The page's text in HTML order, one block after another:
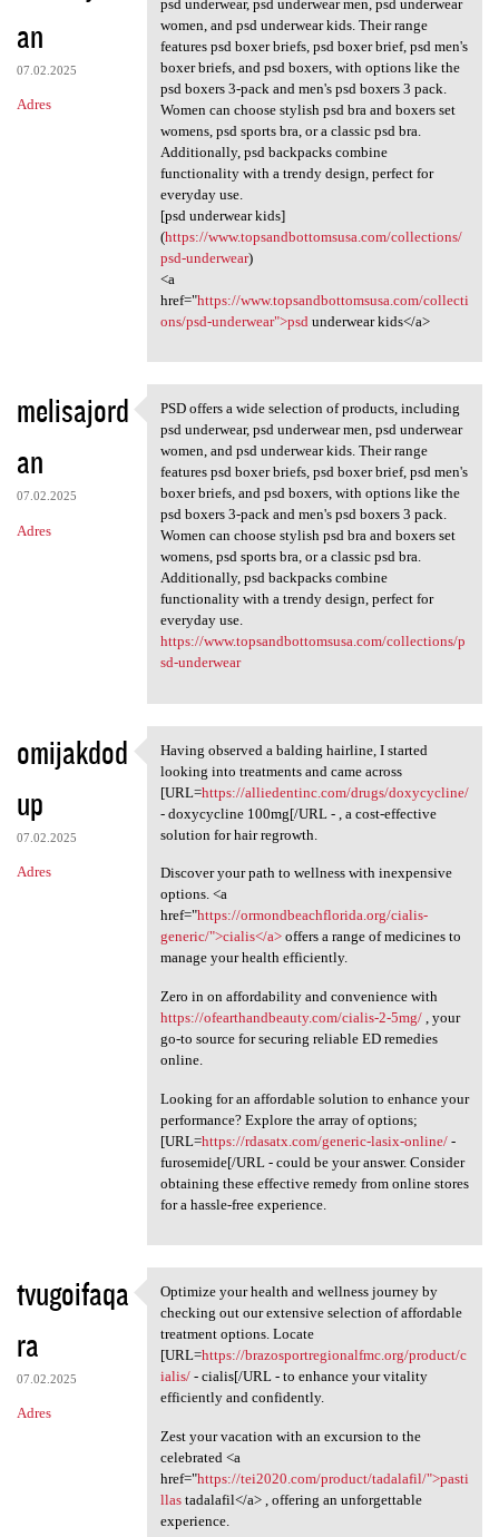
an
07.02.2025
Adres
psd underwear, psd underwear men, psd underwear
women, and psd underwear kids. Their range
features psd boxer briefs, psd boxer brief, psd men's
boxer briefs, and psd boxers, with options like the
psd boxers 3-pack and men's psd boxers 3 pack.
Women can choose stylish psd bra and boxers set
womens, psd sports bra, or a classic psd bra.
Additionally, psd backpacks combine
functionality with a trendy design, perfect for
everyday use.
[psd underwear kids]
(https://www.topsandbottomsusa.com/collections/
psd-underwear)
<a
href="https://www.topsandbottomsusa.com/collecti
ons/psd-underwear">psd underwear kids</a>
melisajord
an
07.02.2025
Adres
PSD offers a wide selection
PSD offers a wide selection of products, including
psd underwear, psd underwear men, psd underwear
women, and psd underwear kids. Their range
features psd boxer briefs, psd boxer brief, psd men's
boxer briefs, and psd boxers, with options like the
psd boxers 3-pack and men's psd boxers 3 pack.
Women can choose stylish psd bra and boxers set
womens, psd sports bra, or a classic psd bra.
Additionally, psd backpacks combine
functionality with a trendy design, perfect for
everyday use.
https://www.topsandbottomsusa.com/collections/p
sd-underwear
omijakdod
up
07.02.2025
Adres
Having observed a balding
Having observed a balding hairline, I started
looking into treatments and came across
[URL=https://alliedentinc.com/drugs/doxycycline/
- doxycycline 100mg[/URL - , a cost-effective
solution for hair regrowth.
Discover your path to wellness with inexpensive
options. <a
href="https://ormondbeachflorida.org/cialis-
generic/">cialis</a>offers a range of medicines to
manage your health efficiently.
Zero in on affordability and convenience with
https://ofearthandbeauty.com/cialis-2-5mg/, your
go-to source for securing reliable ED remedies
online.
Looking for an affordable solution to enhance your
performance? Explore the array of options;
[URL=https://rdasatx.com/generic-lasix-online/-
furosemide[/URL - could be your answer. Consider
obtaining these effective remedy from online stores
for a hassle-free experience.
tvugoifaqa
ra
07.02.2025
Adres
Optimize your health and
Optimize your health and wellness journey by
checking out our extensive selection of affordable
treatment options. Locate
[URL=https://brazosportregionalfmc.org/product/c
ialis/- cialis[/URL - to enhance your vitality
efficiently and confidently.
Zest your vacation with an excursion to the
celebrated <a
href="https://tei2020.com/product/tadalafil/">pasti
llastadalafil</a> , offering an unforgettable
experience.